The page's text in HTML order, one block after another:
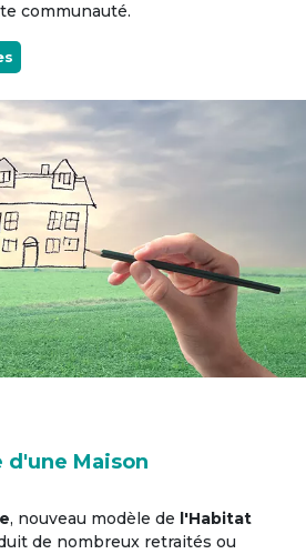
communauté.
Maison
, nouveau modèle de l'Habitat
de nombreux retraités ou